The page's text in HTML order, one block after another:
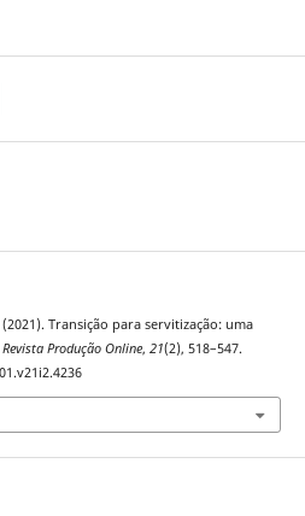
Transição para servitização: uma
Revista Produção Online, 21(2), 518–547.